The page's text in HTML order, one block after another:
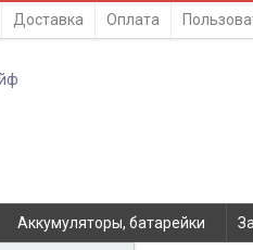
Доставка Оплата
Аккумуляторы, батарейки